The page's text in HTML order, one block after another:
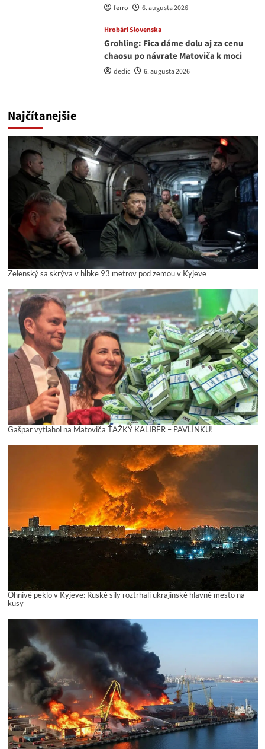
ferro 6. augusta 2026
Hrobári Slovenska
Grohling: Fica dáme dolu aj za cenu
chaosu po návrate Matoviča k moci
dedic 6. augusta 2026
Najčítanejšie
Zelenský sa skrýva v hĺbke 93 metrov pod zemou v Kyjeve
Gašpar vytiahol na Matoviča ŤAŽKÝ KALIBER – PAVLÍNKU!
Ohnivé peklo v Kyjeve: Ruské sily roztrhali ukrajinské hlavné mesto na
kusy